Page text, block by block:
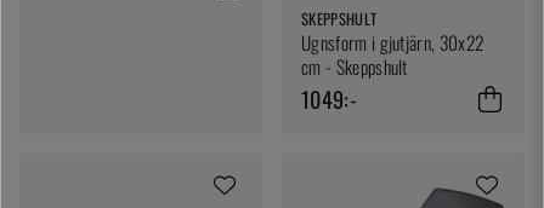
SKEPPSHULT
Ugnsform i gjutjärn, 30x22
cm - Skeppshult
1049:-